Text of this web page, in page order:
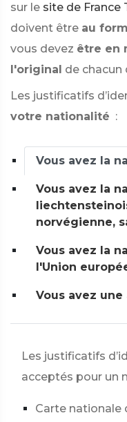
sur le site de France
doivent être au
vous devez être en
l'original de chacun
Les justificatifs
votre nationalité :
Vous avez la
Vous avez la
norvégienne,
Vous avez la
l'Union
Vous avez
Les justificatifs
acceptés pour un
Carte nationale